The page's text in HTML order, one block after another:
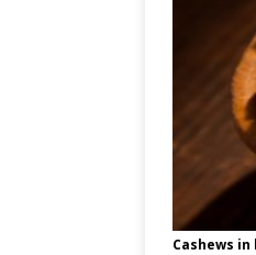
Cashews